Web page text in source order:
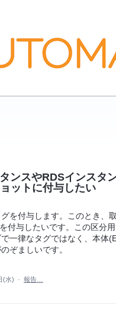
ンスやRDSインスタ
ットに付与したい
を付与します。このとき、
付与したいです。この区分
一律なタグではなく、本体
ぞましいです。
(水) · 報告…